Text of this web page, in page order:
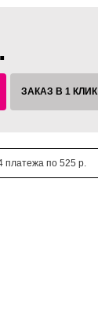
ЗАКАЗ В 1 КЛИК
платежа по 525 р.